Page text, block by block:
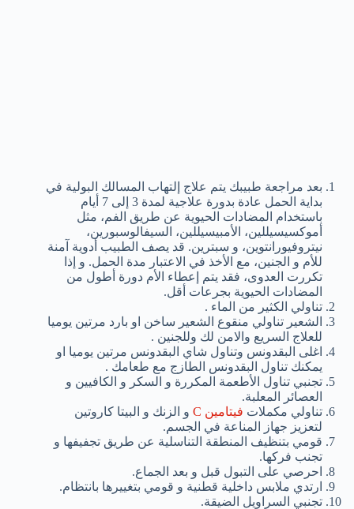
بعد مراجعة طبيبك يتم علاج إلتهاب المسالك البولية في
بداية الحمل عادة بدورة علاجية لمدة 3 إلى 7 أيام
باستخدام المضادات الحيوية عن طريق الفم، مثل
أموكسيسيللين، الأمبيسيللين، السيفالوسبورين،
نيتروفيورانتوين، و سبترين. قد يصف الطبيب أدوية آمنة
للأم و الجنين، مع الأخذ في الاعتبار مدة الحمل. و إذا
تكررت العدوى، فقد يتم إعطاء الأم دورة أطول من
المضادات الحيوية بجرعات أقل.
تناولي الكثير من الماء .
الشعير تناولي منقوع الشعير ساخن او بارد مرتين يوميا
للعلاج السريع والامن لك وللجنين .
اغلى البقدونس وتناول شاي البقدونس مرتين يوميا او
يمكنك تناول البقدونس الطازج مع طعامك .
تجنبي تناول الأطعمة المكررة و السكر و الكافيين و
العصائر المعلبة.
تناولي مكملات فيتامين C
و الزنك و البيتا كاروتين
لتعزيز جهاز المناعة في الجسم.
قومي بتنظيف المنطقة التناسلية عن طريق تجفيفها و
تجنب فركها.
احرصي على التبول قبل و بعد الجماع.
ارتدي ملابس داخلية قطنية و قومي بتغييرها بانتظام.
تجنبي السراويل الضيقة.